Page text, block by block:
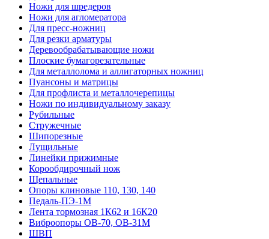
Ножи для шредеров
Ножи для агломератора
Для пресс-ножниц
Для резки арматуры
Деревообрабатывающие ножи
Плоские бумагорезательные
Для металлолома и аллигаторных ножниц
Пуансоны и матрицы
Для профлиста и металлочерепицы
Ножи по индивидуальному заказу
Рубильные
Стружечные
Шипорезные
Лущильные
Линейки прижимные
Корообдирочный нож
Щепальные
Опоры клиновые 110, 130, 140
Педаль-ПЭ-1М
Лента тормозная 1К62 и 16К20
Виброопоры OB-70, OB-31M
ШВП